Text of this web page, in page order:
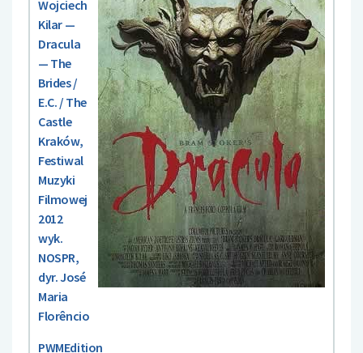
Wojciech
Kilar —
Dracula
— The
Brides /
E.C. / The
Castle
Kraków,
Festiwal
Muzyki
Filmowej
2012
wyk.
NOSPR,
dyr. José
Maria
Florêncio
PWMEdition